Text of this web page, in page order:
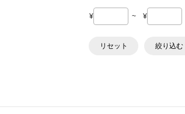
¥ ~ ¥
リセット 絞り込む